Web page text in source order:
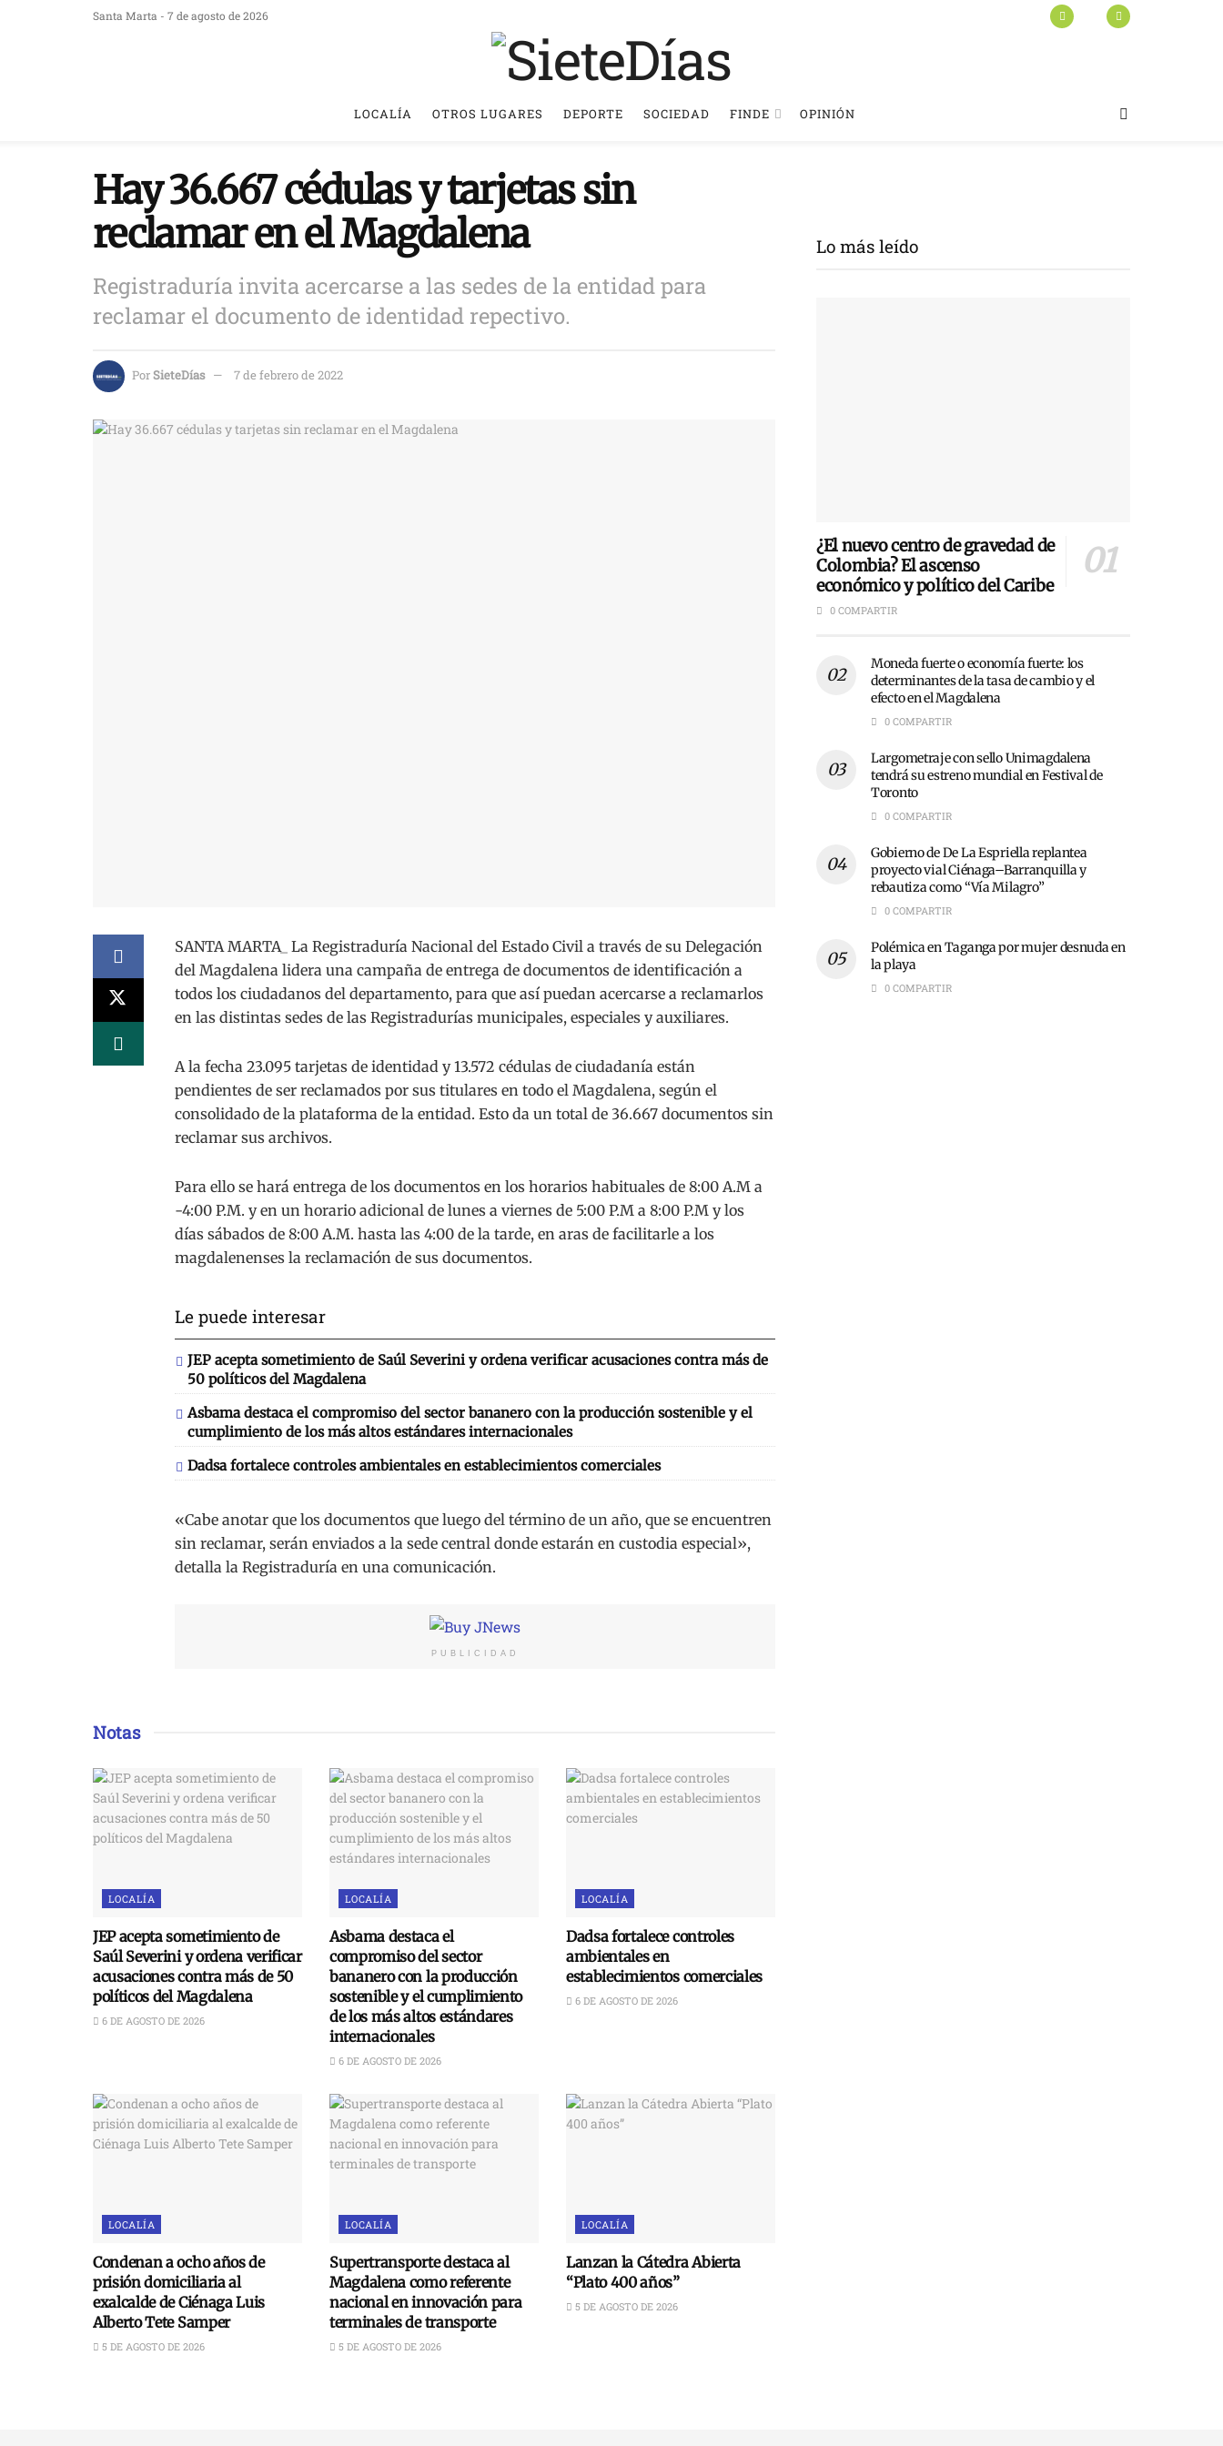
Santa Marta - 7 de agosto de 2026
LOCALÍA OTROS LUGARES DEPORTE SOCIEDAD FINDE OPINIÓN
Hay 36.667 cédulas y tarjetas sin
reclamar en el Magdalena
Registraduría invita acercarse a las sedes de la entidad para
reclamar el documento de identidad repectivo.
PorSieteDías 7 de febrero de 2022
SANTA MARTA_ La Registraduría Nacional del Estado Civil a través de su Delegación
del Magdalena lidera una campaña de entrega de documentos de identificación a
todos los ciudadanos del departamento, para que así puedan acercarse a reclamarlos
en las distintas sedes de las Registradurías municipales, especiales y auxiliares.
A la fecha 23.095 tarjetas de identidad y 13.572 cédulas de ciudadanía están
pendientes de ser reclamados por sus titulares en todo el Magdalena, según el
consolidado de la plataforma de la entidad. Esto da un total de 36.667 documentos sin
reclamar sus archivos.
Para ello se hará entrega de los documentos en los horarios habituales de 8:00 A.M a
-4:00 P.M. y en un horario adicional de lunes a viernes de 5:00 P.M a 8:00 P.M y los
días sábados de 8:00 A.M. hasta las 4:00 de la tarde, en aras de facilitarle a los
magdalenenses la reclamación de sus documentos.
Le puede interesar
JEP acepta sometimiento de Saúl Severini y ordena verificar acusaciones contra más de
50 políticos del Magdalena
Asbama destaca el compromiso del sector bananero con la producción sostenible y el
cumplimiento de los más altos estándares internacionales
Dadsa fortalece controles ambientales en establecimientos comerciales
«Cabe anotar que los documentos que luego del término de un año, que se encuentren
sin reclamar, serán enviados a la sede central donde estarán en custodia especial»,
detalla la Registraduría en una comunicación.
PUBLICIDAD
Notas
LOCALÍA
JEP acepta sometimiento de
Saúl Severini y ordena verificar
acusaciones contra más de 50
políticos del Magdalena
6 DE AGOSTO DE 2026
LOCALÍA
Asbama destaca el
compromiso del sector
bananero con la producción
sostenible y el cumplimiento
de los más altos estándares
internacionales
6 DE AGOSTO DE 2026
LOCALÍA
Dadsa fortalece controles
ambientales en
establecimientos comerciales
6 DE AGOSTO DE 2026
LOCALÍA
Condenan a ocho años de
prisión domiciliaria al
exalcalde de Ciénaga Luis
Alberto Tete Samper
5 DE AGOSTO DE 2026
LOCALÍA
Supertransporte destaca al
Magdalena como referente
nacional en innovación para
terminales de transporte
5 DE AGOSTO DE 2026
LOCALÍA
Lanzan la Cátedra Abierta
“Plato 400 años”
5 DE AGOSTO DE 2026
Lo más leído
¿El nuevo centro de gravedad de
Colombia? El ascenso
económico y político del Caribe
0 COMPARTIR
Moneda fuerte o economía fuerte: los
determinantes de la tasa de cambio y el
efecto en el Magdalena
0 COMPARTIR
Largometraje con sello Unimagdalena
tendrá su estreno mundial en Festival de
Toronto
0 COMPARTIR
Gobierno de De La Espriella replantea
proyecto vial Ciénaga–Barranquilla y
rebautiza como “Vía Milagro”
0 COMPARTIR
Polémica en Taganga por mujer desnuda en
la playa
0 COMPARTIR